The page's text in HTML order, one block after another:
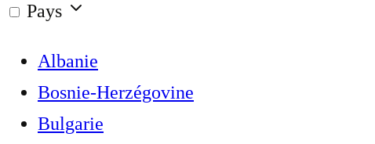
Pays
Albanie
Bosnie-Herzégovine
Bulgarie